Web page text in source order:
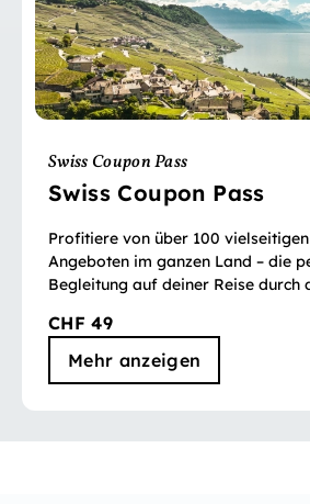
Swiss Coupon Pass
Swiss Coupon Pass
Profitiere von über 100
Angeboten im ganzen Land – die
Begleitung auf deiner Reise durch
CHF 49
Mehr anzeigen